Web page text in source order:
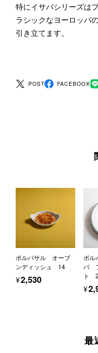
特にイサバシリーズは
ラシックなヨーロッパ
引き立てます。
POST FACEBOOK
ポルバサル オーブ
ンディッシュ 14
¥2,530
ポ
バ
ト
最